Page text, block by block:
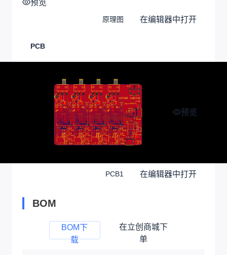
预览
原理图 在编辑器中打开
PCB
预览
PCB1 在编辑器中打开
BOM
BOM下
载
在立创商城下
单